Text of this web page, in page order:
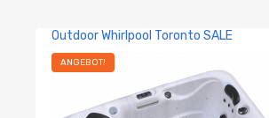
Outdoor Whirlpool Toronto SALE
ANGEBOT!